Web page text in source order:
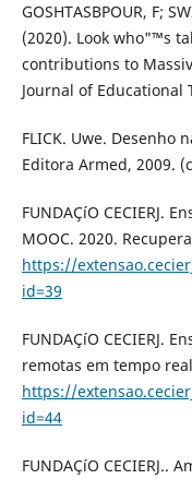
GOSHTASBPOUR, F;
(2020). Look who"™s
contributions to
Journal of Educational
FLICK. Uwe. Desenho
Editora Armed, 2009.
FUNDAÇíO CECIERJ.
MOOC. 2020.
https://
id=39
FUNDAÇíO CECIERJ.
remotas em tempo
https://
id=44
FUNDAÇíO CECIERJ..